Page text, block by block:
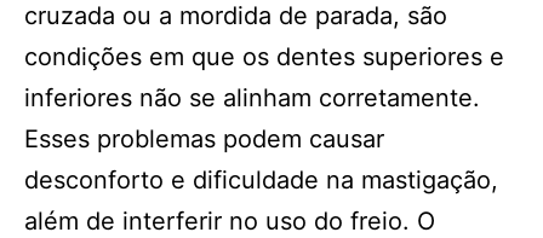
cruzada ou a mordida de parada, são
condições em que os dentes superiores e
inferiores não se alinham corretamente.
Esses problemas podem causar
desconforto e dificuldade na mastigação,
além de interferir no uso do freio. O